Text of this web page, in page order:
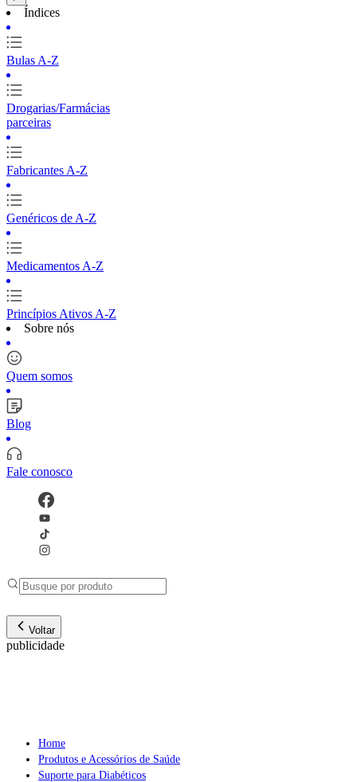
Índices
Bulas A-Z
Drogarias/Farmácias
parceiras
Fabricantes A-Z
Genéricos de A-Z
Medicamentos A-Z
Princípios Ativos A-Z
Sobre nós
Quem somos
Blog
Fale conosco
Voltar
publicidade
Home
Produtos e Acessórios de Saúde
Suporte para Diabéticos